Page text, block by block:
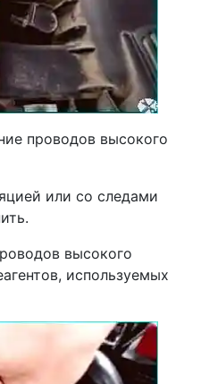
проводов высокого
или со следами
высокого
используемых